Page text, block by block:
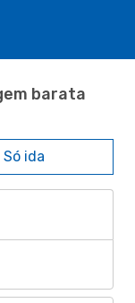
barata
Só ida